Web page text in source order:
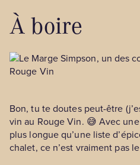
À boire
Bon, tu te doutes peut-être
vin au Rouge Vin. 😅 Avec
plus longue qu’une liste
chalet, ce n’est vraiment pas